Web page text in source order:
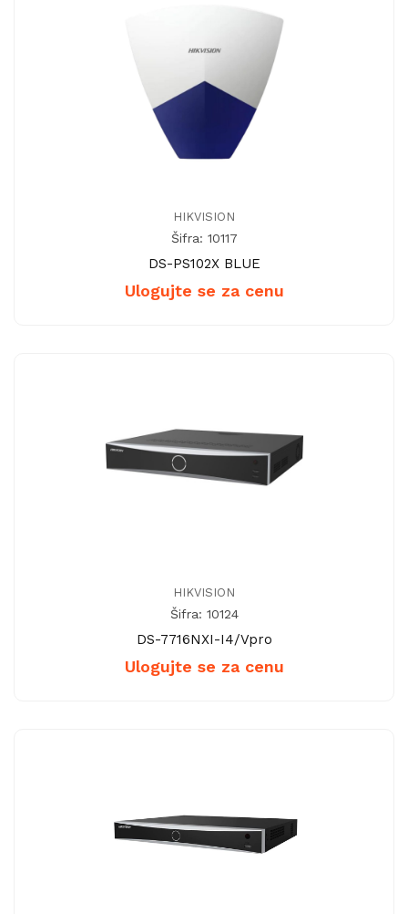
HIKVISION
Šifra: 10117
DS-PS102X BLUE
Ulogujte se za cenu
HIKVISION
Šifra: 10124
DS-7716NXI-I4/Vpro
Ulogujte se za cenu